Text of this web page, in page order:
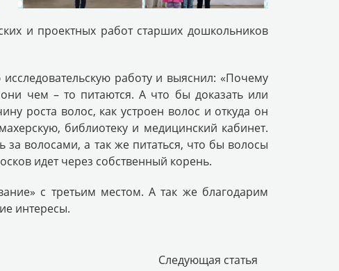
и проектных работ старших дошкольников
работу и выяснил: «Почему
чем – то питаются. А что бы доказать или
роста волос, как устроен волос и откуда он
библиотеку и медицинский кабинет.
за волосами, а так же питаться, что бы волосы
идет через собственный корень.
с третьим местом. А так же благодарим
интересы.
Следующая статья